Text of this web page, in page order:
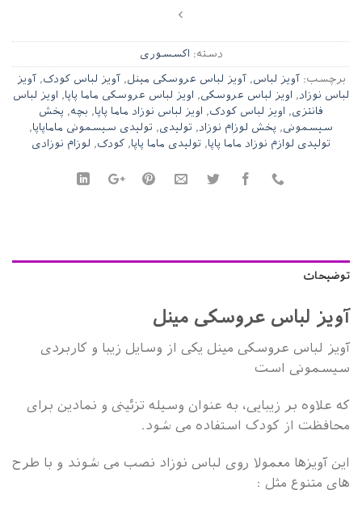
دسته: اکسسوری
برچسب:آویز لباس,آویز لباس عروسکی مینل,آویز لباس کودک,آویز
لباس نوزاد, اویز لباس عروسکی, اویز لباس عروسکی ماما پاپا, اویز لباس
فانتزی, اویز لباس کودک, اویز لباس نوزاد ماما پاپا, بچه, پخش
سیسمونی, پخش لوزام نوزاد, تولیدی, تولیدی سیسمونی ماماپاپا,
تولیدی لوازم نوزاد ماما پاپا, تولیدی ماما پاپا, کودک, لوزام نوزادی
توضیحات
آویز لباس عروسکی مینل
آویز لباس عروسکی مینل یکی از وسایل زیبا و کاربردی
سیسمونی است
که علاوه بر زیبایی، به عنوان وسیله تزئینی و نمادین برای
محافظت از کودک استفاده می شود.
این آویزها معمولا روی لباس نوزاد نصب می شوند و با طرح
های متنوع مثل :